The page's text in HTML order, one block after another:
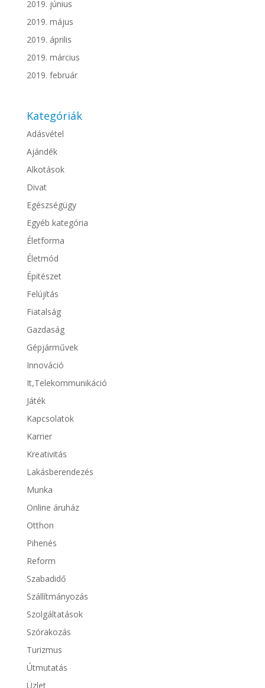
2019. június
2019. május
2019. április
2019. március
2019. február
Kategóriák
Adásvétel
Ajándék
Alkotások
Divat
Egészségügy
Egyéb kategória
Életforma
Életmód
Épitészet
Felújítás
Fiatalság
Gazdaság
Gépjárművek
Innováció
It,Telekommunikáció
Játék
Kapcsolatok
Karrier
Kreativitás
Lakásberendezés
Munka
Online áruház
Otthon
Pihenés
Reform
Szabadidő
Szállítmányozás
Szolgáltatások
Szórakozás
Turizmus
Útmutatás
Üzlet